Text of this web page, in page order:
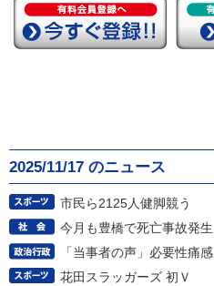
2025/11/17 のニュース
市民ら2125人健脚競う
今月も豊橋で死亡事故発生
「当事者の声」必要性痛感
花田スラッガーズ 初Ｖ